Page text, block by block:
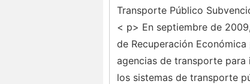
Transporte Público
< p> En septiembre de
de Recuperación
agencias de transporte
los sistemas de transporte